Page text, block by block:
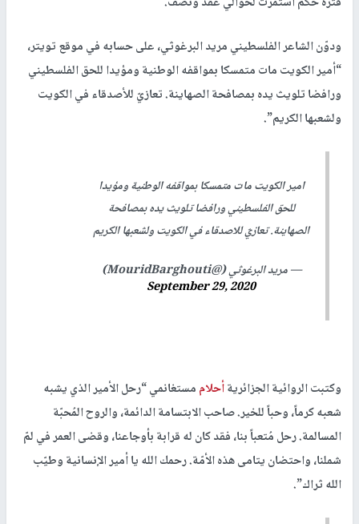
ودوّن الشاعر الفلسطيني مريد البرغوثي، على حسابه في موقع تويتر،
“أمير الكويت مات متمسكا بمواقفه الوطنية ومؤيدا للحق الفلسطيني
ورافضا تلويث يده بمصافحة الصهاينة. تعازيّ للأصدقاء في الكويت
ولشعبها الكريم”.
امير الكويت مات متمسكا بمواقفه الوطنية ومؤيدا
للحق الفلسطيني ورافضا تلويث يده بمصافحة
الصهاينة. تعازيّ للاصدقاء في الكويت ولشعبها الكريم
— مريد البرغوثي (@MouridBarghouti)
September 29, 2020
وكتبت الروائية الجزائريةأحلاممستغانمي “رحل الأمير الذي يشبه
شعبه كرماً، وحباً للخير. صاحب الابتسامة الدائمة، والروح المُحبّة
المسالمة. رحل مُتعباً بنا، فقد كان له قرابة بأوجاعنا، وقضى العمر في لمّ
شملنا، واحتضان يتامى هذه الأمّة. رحمك الله يا أمير الإنسانية وطيّب
الله ثراك”.